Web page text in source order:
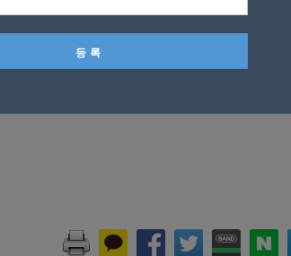
및 수리를 위해 최선을 다하고 있다고 밝